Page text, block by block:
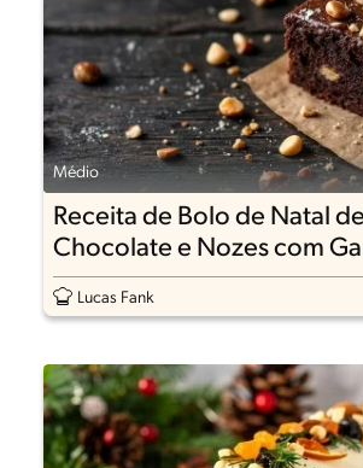
Médio
Receita de Bolo de Natal de
Chocolate e Nozes com
Leite Condensado Moça
Lucas Fank